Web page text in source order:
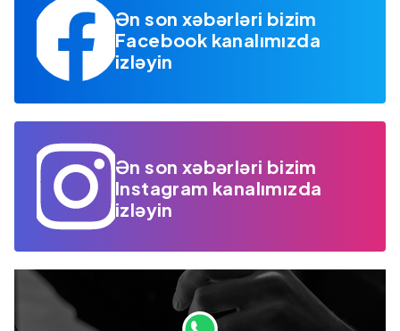
Ən son xəbərləri bizim
Facebook kanalımızda
izləyin
Ən son xəbərləri bizim
Instagram kanalımızda
izləyin